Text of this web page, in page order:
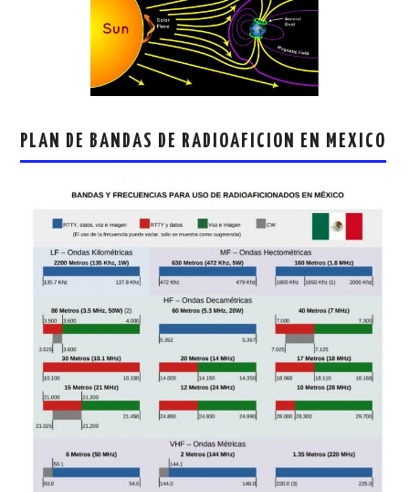
PLAN DE BANDAS DE RADIOAFICION EN MEXICO